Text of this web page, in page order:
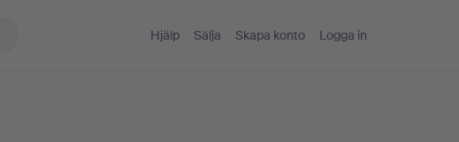
Hjälp Sälja Skapa konto Logga in